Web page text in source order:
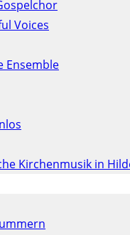
Voices
Ensemble
Kirchenmusik in